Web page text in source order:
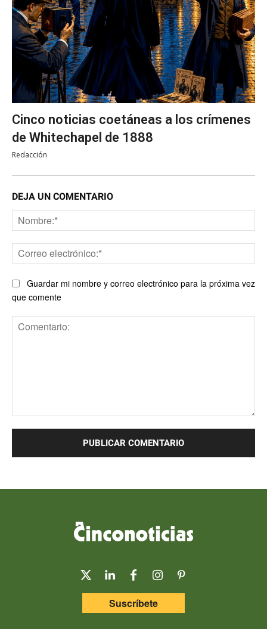
Cinco noticias coetáneas a los crímenes
de Whitechapel de 1888
Redacción
DEJA UN COMENTARIO
Guardar mi nombre y correo electrónico para la próxima vez
que comente
Suscríbete